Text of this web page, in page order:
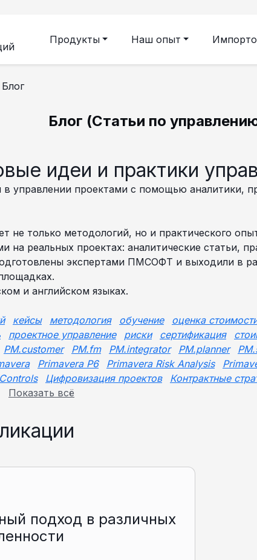
Продукты Наш опыт
Блог
Блог (Статьи по
идеи и практики
в управлении проектами с помощью аналитики,
не только методологий, но и практического
реальных проектах: аналитические статьи,
экспертами ПМСОФТ и выходили в
и английском языках.
кейсы методология обучение оценка
проектное управление риски сертификация
PM.customer PM.fm PM.integrator PM.planner
Primavera P6 Primavera Risk Analysis
Цифровизация проектов Контрактные
Показать всё
подход в различных